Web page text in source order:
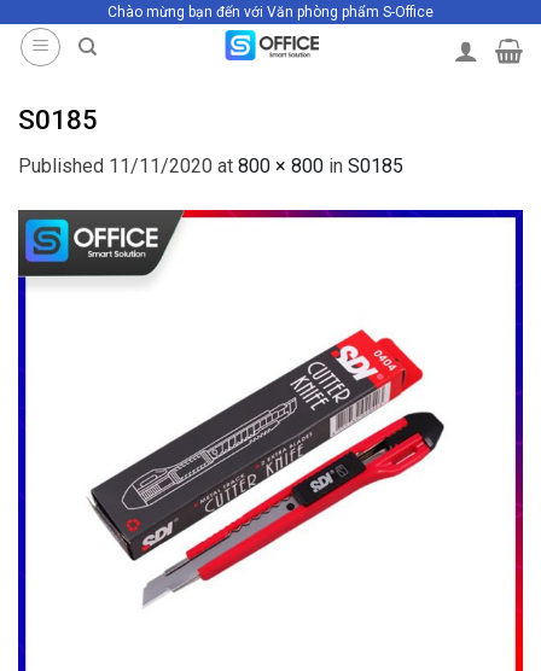
Chào mừng bạn đến với Văn phòng phẩm S-Office
S0185
Published 11/11/2020 at 800 × 800 in S0185